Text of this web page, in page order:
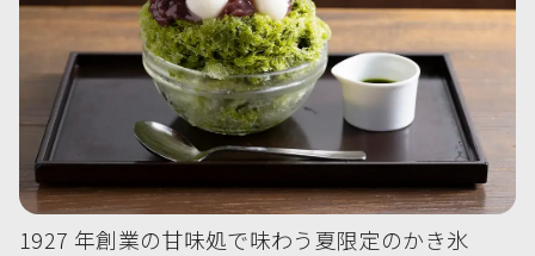
1927 年創業の甘味処で味わう夏限定のかき氷